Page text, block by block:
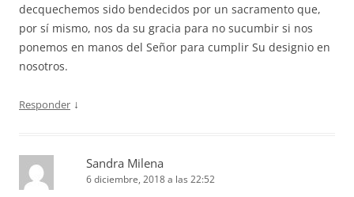
decquechemos sido bendecidos por un sacramento que,
por sí mismo, nos da su gracia para no sucumbir si nos
ponemos en manos del Señor para cumplir Su designio en
nosotros.
Responder ↓
Sandra Milena
6 diciembre, 2018 a las 22:52